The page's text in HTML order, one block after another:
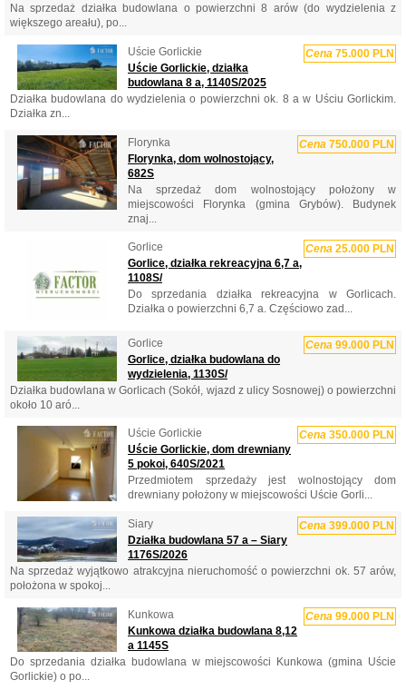
Na sprzedaż działka budowlana o powierzchni 8 arów (do wydzielenia z
większego areału), po...
Uście Gorlickie Cena 75.000 PLN
Uście Gorlickie, działka
budowlana 8 a, 1140S/2025
Działka budowlana do wydzielenia o powierzchni ok. 8 a w Uściu Gorlickim.
Działka zn...
Florynka Cena 750.000 PLN
Florynka, dom wolnostojący,
682S
Na sprzedaż dom wolnostojący położony w
miejscowości Florynka (gmina Grybów). Budynek
znaj...
Gorlice Cena 25.000 PLN
Gorlice, działka rekreacyjna 6,7 a,
1108S/
Do sprzedania działka rekreacyjna w Gorlicach.
Działka o powierzchni 6,7 a. Częściowo zad...
Gorlice Cena 99.000 PLN
Gorlice, działka budowlana do
wydzielenia, 1130S/
Działka budowlana w Gorlicach (Sokół, wjazd z ulicy Sosnowej) o powierzchni
około 10 aró...
Uście Gorlickie Cena 350.000 PLN
Uście Gorlickie, dom drewniany
5 pokoi, 640S/2021
Przedmiotem sprzedaży jest wolnostojący dom
drewniany położony w miejscowości Uście Gorli...
Siary Cena 399.000 PLN
Działka budowlana 57 a – Siary
1176S/2026
Na sprzedaż wyjątkowo atrakcyjna nieruchomość o powierzchni ok. 57 arów,
położona w spokoj...
Kunkowa Cena 99.000 PLN
Kunkowa działka budowlana 8,12
a 1145S
Do sprzedania działka budowlana w miejscowości Kunkowa (gmina Uście
Gorlickie) o po...